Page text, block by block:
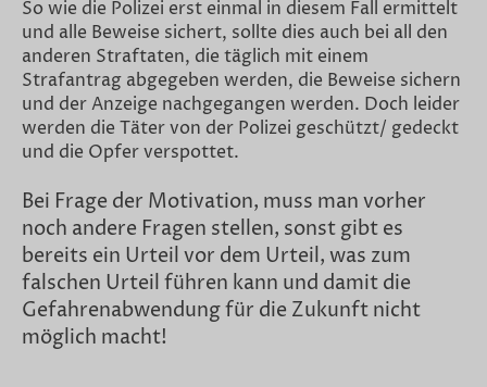
So wie die Polizei erst einmal in diesem Fall ermittelt
und alle Beweise sichert, sollte dies auch bei all den
anderen Straftaten, die täglich mit einem
Strafantrag abgegeben werden, die Beweise sichern
und der Anzeige nachgegangen werden. Doch leider
werden die Täter von der Polizei geschützt/ gedeckt
und die Opfer verspottet.
Bei Frage der Motivation, muss man vorher
noch andere Fragen stellen, sonst gibt es
bereits ein Urteil vor dem Urteil, was zum
falschen Urteil führen kann und damit die
Gefahrenabwendung für die Zukunft nicht
möglich macht!